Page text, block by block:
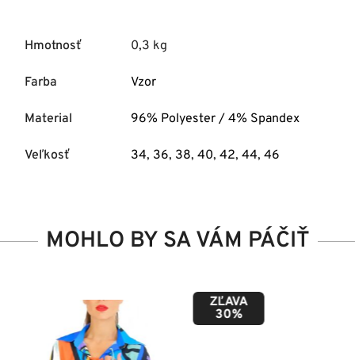
Hmotnosť 0,3 kg
Farba Vzor
Material 96% Polyester / 4% Spandex
Veľkosť 34, 36, 38, 40, 42, 44, 46
MOHLO BY SA VÁM PÁČIŤ